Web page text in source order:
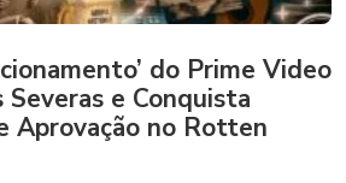
do Prime Video
Severas e Conquista
Aprovação no Rotten